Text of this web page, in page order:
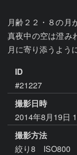
月齢２２・８の月
真夜中の空は澄み
月に寄り添うよう
ID
#21227
撮影日時
2014年8月19日
撮影方法
絞り8 ISO800